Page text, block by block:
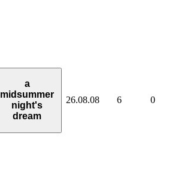
a
midsummer
night's
dream
26.08.08 6 0